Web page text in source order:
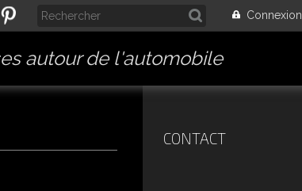
Connexion
autour de l'automobile
CONTACT